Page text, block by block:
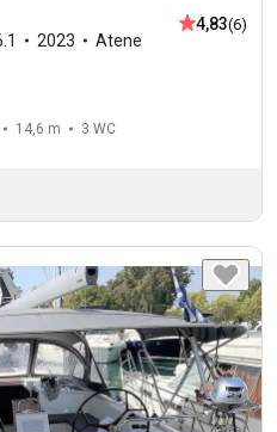
2023 Atene
4,83(6)
14,6 m 3 WC